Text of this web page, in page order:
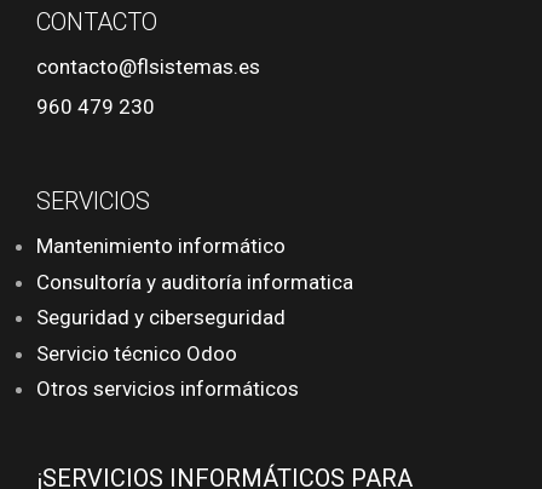
CONTACTO
contacto@flsistemas.es
960 479 230
SERVICIOS
Mantenimiento informático
Consultoría y auditoría informatica
Seguridad y ciberseguridad
Servicio técnico Odoo
Otros servicios informáticos
¡SERVICIOS INFORMÁTICOS PARA